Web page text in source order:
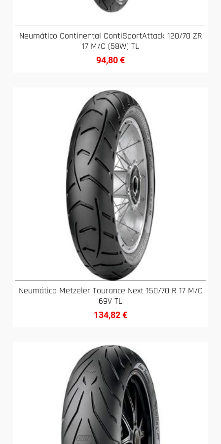
Neumático Continental ContiSportAttack 120/70 ZR
17 M/C (58W) TL
94,80€
Neumático Metzeler Tourance Next 150/70 R 17 M/C
69V TL
134,82€